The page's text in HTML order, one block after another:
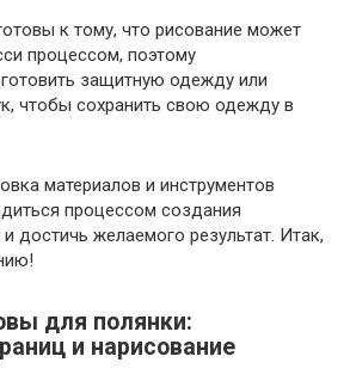
к тому, что рисование может
процессом, поэтому
защитную одежду или
чтобы сохранить свою одежду в
материалов и инструментов
процессом создания
достичь желаемого результат. Итак,
для полянки:
и нарисование